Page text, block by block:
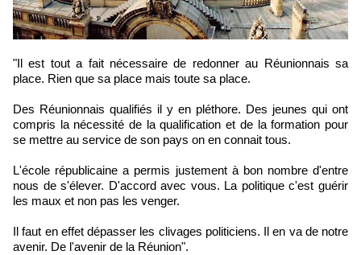
"Il est tout a fait nécessaire de redonner au Réunionnais sa
place. Rien que sa place mais toute sa place.
Des Réunionnais qualifiés il y en pléthore. Des jeunes qui ont
compris la nécessité de la qualification et de la formation pour
se mettre au service de son pays on en connait tous.
L'école républicaine a permis justement à bon nombre d'entre
nous de s'élever. D'accord avec vous. La politique c'est guérir
les maux et non pas les venger.
Il faut en effet dépasser les clivages politiciens. Il en va de notre
avenir. De l'avenir de la Réunion".